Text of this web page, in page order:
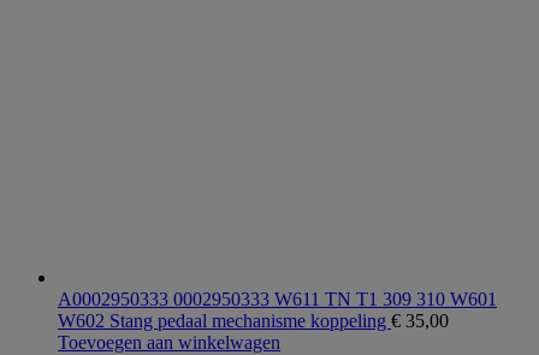
A0002950333 0002950333 W611 TN T1 309 310 W601
W602 Stang pedaal mechanisme koppeling € 35,00
Toevoegen aan winkelwagen